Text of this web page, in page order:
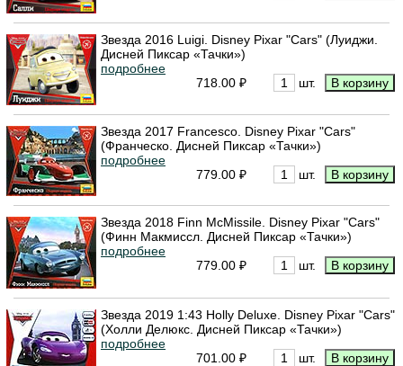
Звезда 2016 Luigi. Disney Pixar "Cars" (Луиджи.
Дисней Пиксар «Тачки»)
подробнее
718.00 ₽
шт.
Звезда 2017 Francesco. Disney Pixar "Cars"
(Франческо. Дисней Пиксар «Тачки»)
подробнее
779.00 ₽
шт.
Звезда 2018 Finn McMissile. Disney Pixar "Cars"
(Финн Макмиссл. Дисней Пиксар «Тачки»)
подробнее
779.00 ₽
шт.
Звезда 2019 1:43 Holly Deluxe. Disney Pixar "Cars"
(Холли Делюкс. Дисней Пиксар «Тачки»)
подробнее
701.00 ₽
шт.